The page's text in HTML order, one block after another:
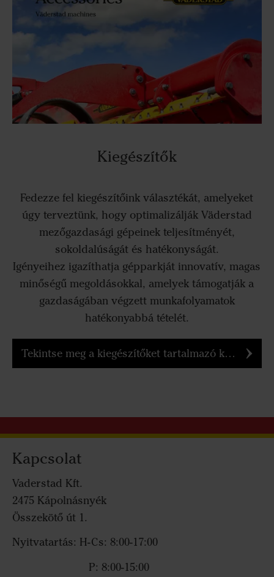
Kiegészítők
Fedezze fel kiegészítőink választékát, amelyeket
úgy terveztünk, hogy optimalizálják Väderstad
mezőgazdasági gépeinek teljesítményét,
sokoldalúságát és hatékonyságát.
Igényeihez igazíthatja gépparkját innovatív, magas
minőségű megoldásokkal, amelyek támogatják a
gazdaságában végzett munkafolyamatok
hatékonyabbá tételét.
Tekintse meg a kiegészítőket tartalmazó katalógusunkat
Kapcsolat
Vaderstad Kft.
2475 Kápolnásnyék
Összekötő út 1.
Nyitvatartás: H-Cs: 8:00-17:00
P: 8:00-15:00